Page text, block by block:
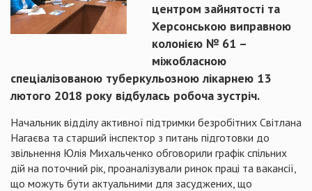
центром зайнятості та
Херсонською виправною
колонією № 61 –
міжобласною
спеціалізованою туберкульозною лікарнею 13
лютого 2018 року відбулась робоча зустріч.
Начальник відділу активної підтримки безробітних Світлана
Нагаєва та старший інспектор з питань підготовки до
звільнення Юлія Михальченко обговорили графік спільних
дій на поточний рік, проаналізували ринок праці та вакансії,
що можуть бути актуальними для засуджених, що